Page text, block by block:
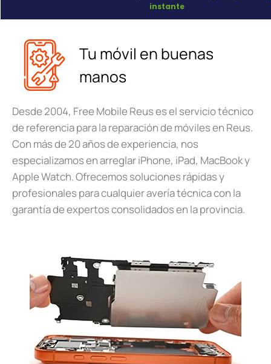
instante
Tu móvil en buenas
manos
Desde 2004, Free Mobile Reus es el servicio técnico
de referencia para la reparación de móviles en Reus.
Con más de 20 años de experiencia, nos
especializamos en arreglar iPhone, iPad, MacBook y
Apple Watch. Ofrecemos soluciones rápidas y
profesionales para cualquier avería técnica con la
garantía de expertos consolidados en la provincia.